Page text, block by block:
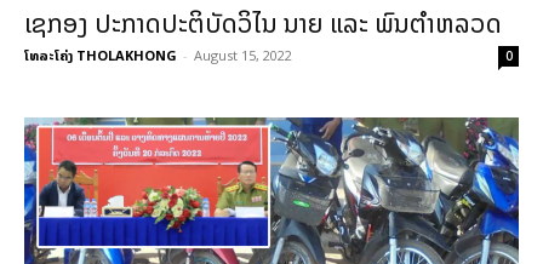
ເຊກອງ ປະກາດປະຕິບັດວິໄນ ນາຍ ແລະ ພົນຕໍາຫລວດ
ໂທລະໂຄ່ງ THOLAKHONG - August 15, 2022 0